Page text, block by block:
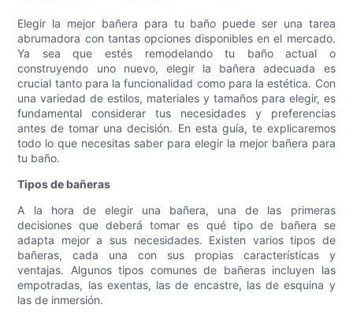
Elegir la mejor bañera para tu baño puede ser una tarea
abrumadora con tantas opciones disponibles en el mercado.
Ya sea que estés remodelando tu baño actual o
construyendo uno nuevo, elegir la bañera adecuada es
crucial tanto para la funcionalidad como para la estética. Con
una variedad de estilos, materiales y tamaños para elegir, es
fundamental considerar tus necesidades y preferencias
antes de tomar una decisión. En esta guía, te explicaremos
todo lo que necesitas saber para elegir la mejor bañera para
tu baño.
Tipos de bañeras
A la hora de elegir una bañera, una de las primeras
decisiones que deberá tomar es qué tipo de bañera se
adapta mejor a sus necesidades. Existen varios tipos de
bañeras, cada una con sus propias características y
ventajas. Algunos tipos comunes de bañeras incluyen las
empotradas, las exentas, las de encastre, las de esquina y
las de inmersión.